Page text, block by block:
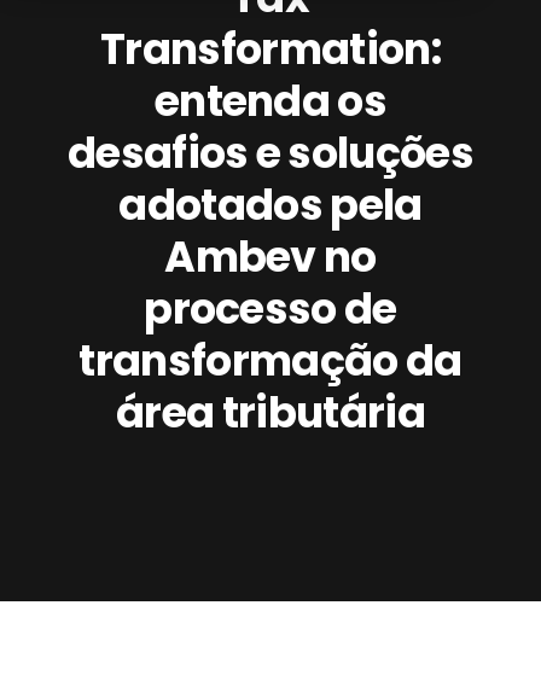
Transformation:
entenda os
desafios e soluções
adotados pela
Ambev no
processo de
transformação da
área tributária